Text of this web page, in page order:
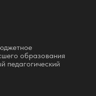
образования
педагогический